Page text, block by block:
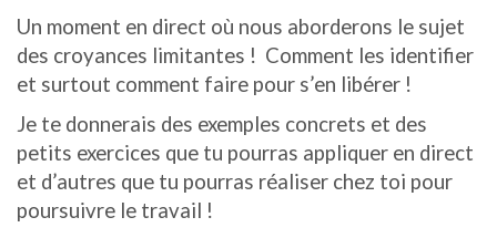
Un moment en direct où nous aborderons le sujet
des croyances limitantes ! Comment les identifier
et surtout comment faire pour s’en libérer !
Je te donnerais des exemples concrets et des
petits exercices que tu pourras appliquer en direct
et d’autres que tu pourras réaliser chez toi pour
poursuivre le travail !